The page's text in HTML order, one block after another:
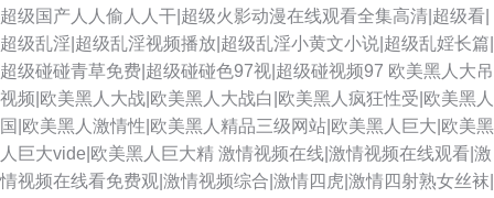
超级国产人人偷人人干|超级火影动漫在线观看全集高清|超级看|
超级乱淫|超级乱淫视频播放|超级乱淫小黄文小说|超级乱婬长篇|
超级碰碰青草免费|超级碰碰色97视|超级碰视频97 欧美黑人大吊
视频|欧美黑人大战|欧美黑人大战白|欧美黑人疯狂性受|欧美黑人
国|欧美黑人激情性|欧美黑人精品三级网站|欧美黑人巨大|欧美黑
人巨大vide|欧美黑人巨大精 激情视频在线|激情视频在线观看|激
情视频在线看免费观|激情视频综合|激情四虎|激情四射熟女丝袜|